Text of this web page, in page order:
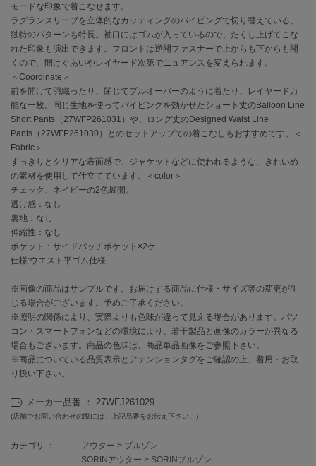
CONVERSE
コンバース
DANSKIN
ダンスキン
EIMY ISTOIRE
エイミー イストワール
emmi
エミ
emmi atelier
エミ アトリエ
エミヨガ
ETRÉ TOKYO
エトレトウキョウ
アイ
FILA
モードな印象で着こなせます。
ラグランスリーブを立体的なカッティングのパイピングで切り替えている、
独特のパターンも特長。袖口にはゴムが入っているので、たくし上げてこな
れた印象も演出できます。フロントは逆開ファスナーで上からも下からも開
くので、開けぐあいやレイヤード次第でニュアンスを変えられます。
＜Coordinate＞
前を開けて羽織ったり、閉じてプルオーバーのように着たり、レイヤード万
能な一枚。同じ生地を使ってパイピングを効かせたショート丈のBalloon Line
Short Pants（27WFP261031）や、ロング丈のDesigned Waist Line
Pants（27WFP261030）とのセットアップでの着こなしもおすすめです。＜
Fabric＞
すっきりとクリアな表面感で、ジャケットなどに使われるような、きれいめ
の素材を使用して仕立てています。＜color＞
チェック、ネイビーの2色展開。
透け感：なし
裏地：なし
伸縮性：なし
ポケット：サイドパッチポケット×2ケ
仕様:ウエスト平ゴム仕様
※画像の商品はサンプルです。お届けする商品に仕様・サイズ等の変更が生
じる場合がございます。予めご了承ください。
※照明の関係により、実際よりも色味が違って見える場合があります。パソ
コン・スマートフォンなどの環境により、若干製品と画像のカラーが異なる
場合もございます。商品の色味は、商品単品画像をご参照下さい。
※商品についている品質表示とアテンションタグをご確認の上、着用・お取
り扱い下さい。
メーカー品番 ： 27WFJ261029
(店舗でお問い合わせの際には、上記品番をお伝え下さい。)
カテゴリ ： アウター > ブルゾン
SORINアウター > SORINブルゾン